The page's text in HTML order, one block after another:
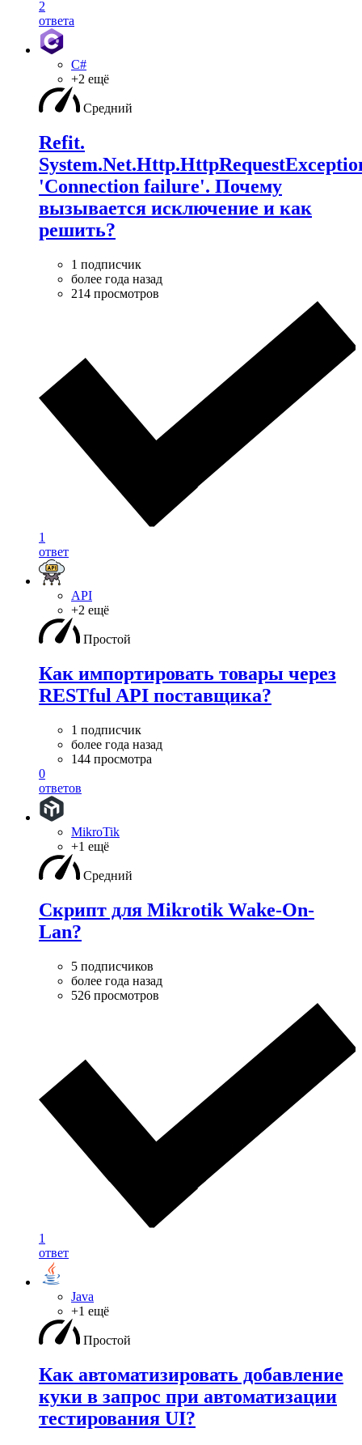
2
ответа
C#
+2 ещё
Средний
Refit.
'Connection failure'. Почему
вызывается исключение и как
решить?
1 подписчик
более года назад
214 просмотров
1
ответ
API
+2 ещё
Простой
Как импортировать товары через
RESTful API поставщика?
1 подписчик
более года назад
144 просмотра
0
ответов
MikroTik
+1 ещё
Средний
Скрипт для Mikrotik Wake-On-
Lan?
5 подписчиков
более года назад
526 просмотров
1
ответ
Java
+1 ещё
Простой
Как автоматизировать добавление
куки в запрос при автоматизации
тестирования UI?